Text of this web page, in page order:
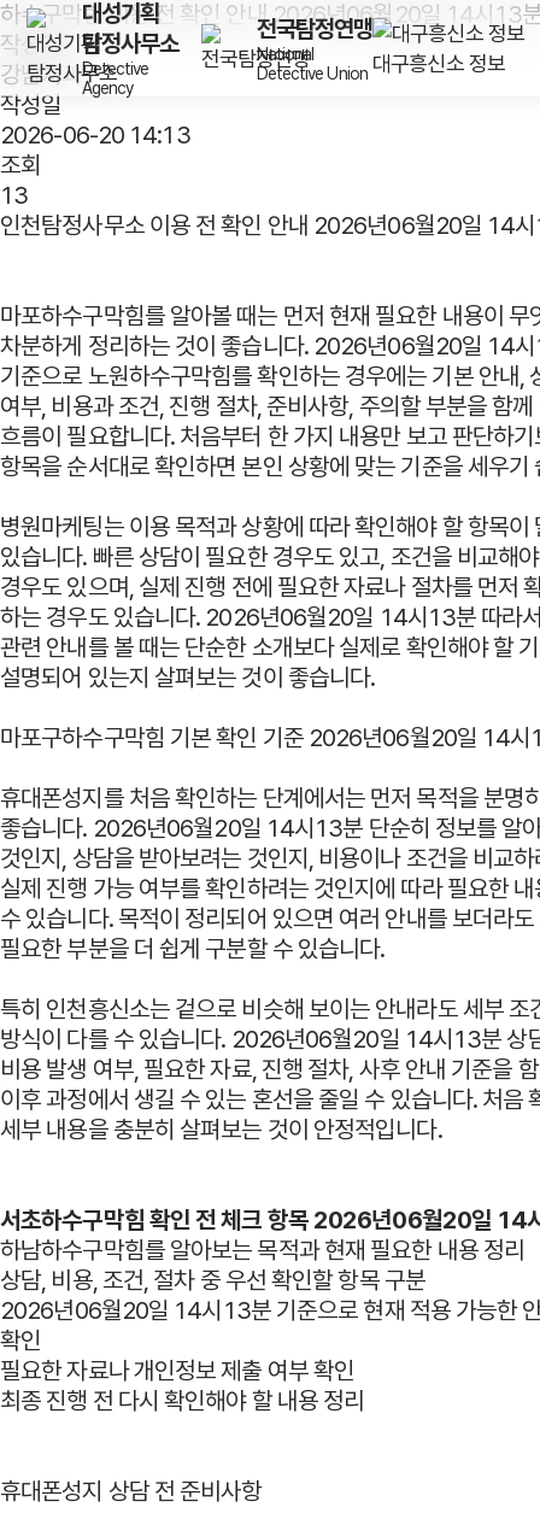
대성기획
탐정사무소
Detective
Agency
전국탐정연맹
National
Detective Union 대구흥신소 정보
하수구막힘 이용 전 확인 안내 2026년06월20일 14시13
작성자
강남치과
작성일
2026-06-20 14:13
조회
13
인천탐정사무소 이용 전 확인 안내 2026년06월20일 14
마포하수구막힘를 알아볼 때는 먼저 현재 필요한 내용이 무
차분하게 정리하는 것이 좋습니다. 2026년06월20일 14
기준으로 노원하수구막힘를 확인하는 경우에는 기본 안내,
여부, 비용과 조건, 진행 절차, 준비사항, 주의할 부분을 함
흐름이 필요합니다. 처음부터 한 가지 내용만 보고 판단하
항목을 순서대로 확인하면 본인 상황에 맞는 기준을 세우기
병원마케팅는 이용 목적과 상황에 따라 확인해야 할 항목이
있습니다. 빠른 상담이 필요한 경우도 있고, 조건을 비교해
경우도 있으며, 실제 진행 전에 필요한 자료나 절차를 먼저
하는 경우도 있습니다. 2026년06월20일 14시13분 따라
관련 안내를 볼 때는 단순한 소개보다 실제로 확인해야 할
설명되어 있는지 살펴보는 것이 좋습니다.
마포구하수구막힘 기본 확인 기준 2026년06월20일 14시
휴대폰성지를 처음 확인하는 단계에서는 먼저 목적을 분명
좋습니다. 2026년06월20일 14시13분 단순히 정보를 알
것인지, 상담을 받아보려는 것인지, 비용이나 조건을 비교
실제 진행 가능 여부를 확인하려는 것인지에 따라 필요한
수 있습니다. 목적이 정리되어 있으면 여러 안내를 보더라
필요한 부분을 더 쉽게 구분할 수 있습니다.
특히 인천흥신소는 겉으로 비슷해 보이는 안내라도 세부 조
방식이 다를 수 있습니다. 2026년06월20일 14시13분 상
비용 발생 여부, 필요한 자료, 진행 절차, 사후 안내 기준을
이후 과정에서 생길 수 있는 혼선을 줄일 수 있습니다. 처음
세부 내용을 충분히 살펴보는 것이 안정적입니다.
서초하수구막힘 확인 전 체크 항목 2026년06월20일 14
하남하수구막힘를 알아보는 목적과 현재 필요한 내용 정리
상담, 비용, 조건, 절차 중 우선 확인할 항목 구분
2026년06월20일 14시13분 기준으로 현재 적용 가능한
확인
필요한 자료나 개인정보 제출 여부 확인
최종 진행 전 다시 확인해야 할 내용 정리
휴대폰성지 상담 전 준비사항